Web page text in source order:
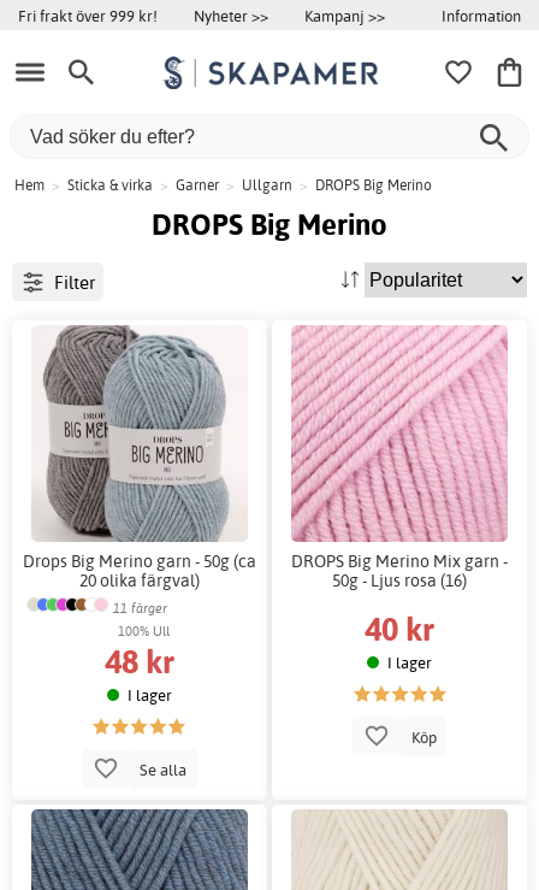
Fri frakt över 999 kr! Nyheter >> Kampanj >> Information
Hem > Sticka & virka > Garner > Ullgarn > DROPS Big Merino
DROPS Big Merino
Filter
Drops Big Merino garn - 50g (ca
20 olika färgval)
11 färger
100% Ull
48 kr
I lager
Se alla
DROPS Big Merino Mix garn -
50g - Ljus rosa (16)
40 kr
I lager
Köp